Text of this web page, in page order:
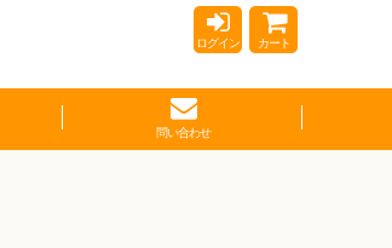
ログイン カート
問い合わせ